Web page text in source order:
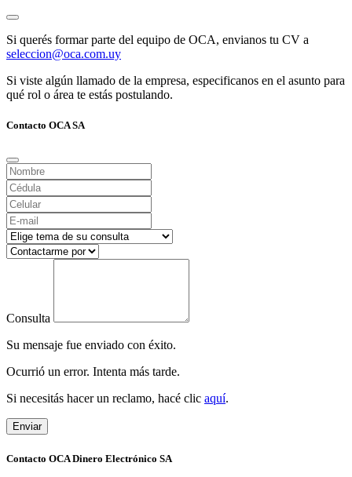
Si querés formar parte del equipo de OCA, envianos tu CV a
seleccion@oca.com.uy
Si viste algún llamado de la empresa, especificanos en el asunto para
qué rol o área te estás postulando.
Contacto OCA SA
Consulta
Su mensaje fue enviado con éxito.
Ocurrió un error. Intenta más tarde.
Si necesitás hacer un reclamo, hacé clic aquí.
Enviar
Contacto OCA Dinero Electrónico SA